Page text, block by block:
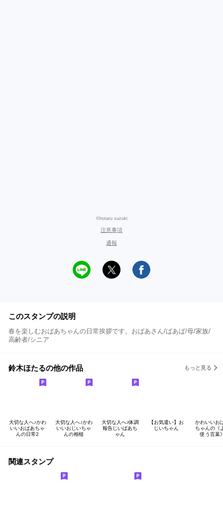
©hotaru suzuki
注意事項
通報
このスタンプの説明
春を楽しむおばあちゃんの日常挨拶です。おばあさん/ばあば/母/家族/
高齢者/シニア
鈴木ほたるの他の作品 もっと見る
大切な人へ♪かわ
いいおばあちゃ
んの日常2
大切な人へ♪かわ
いいおじいちゃ
んの相槌
大切な人へ♪体調
報告じいばあち
ゃん
【お気遣い】お
じいちゃん
かわいいお
ちゃんの《
使う言葉
関連スタンプ